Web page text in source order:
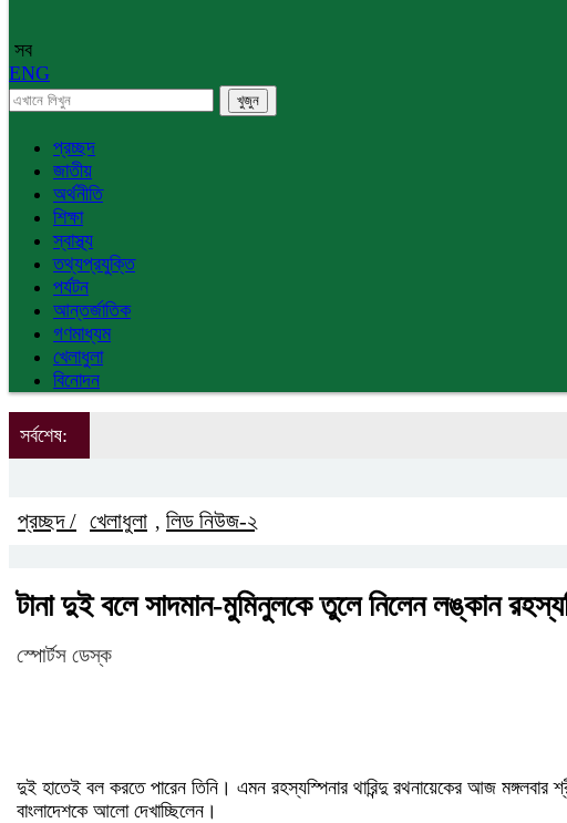
সব
ENG
প্রচ্ছদ
জাতীয়
অর্থনীতি
শিক্ষা
স্বাস্থ্য
তথ্যপ্রযুক্তি
পর্যটন
আন্তর্জাতিক
গণমাধ্যম
খেলাধুলা
বিনোদন
সর্বশেষ:
প্রচ্ছদ / খেলাধুলা , লিড নিউজ-২
টানা দুই বলে সাদমান-মুমিনুলকে তুলে নিলেন লঙ্কান
স্পোর্টস ডেস্ক
দুই হাতেই বল করতে পারেন তিনি। এমন রহস্যস্পিনার থারিন্দু রথনায়েকের আজ
বাংলাদেশকে আলো দেখাচ্ছিলেন।